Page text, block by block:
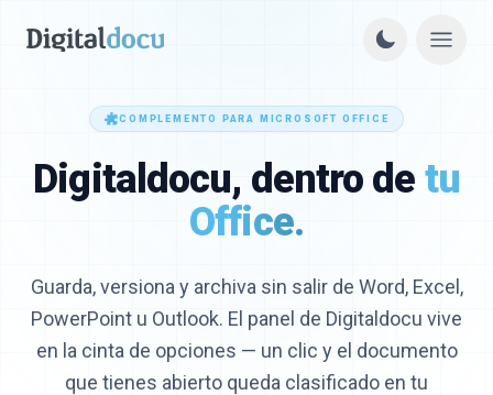
COMPLEMENTO PARA MICROSOFT OFFICE
Digitaldocu, dentro de tu
Office.
Guarda, versiona y archiva sin salir de Word, Excel,
PowerPoint u Outlook. El panel de Digitaldocu vive
en la cinta de opciones — un clic y el documento
que tienes abierto queda clasificado en tu